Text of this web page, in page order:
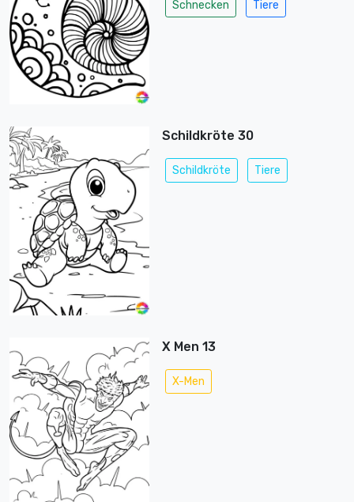
Schnecken Tiere
Schildkröte 30
Schildkröte Tiere
X Men 13
X-Men